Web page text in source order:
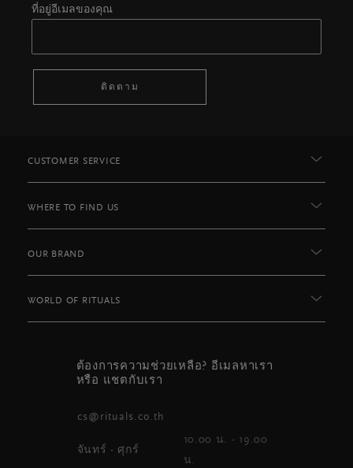
ที่อยู่อีเมลของคุณ
ติดตาม
CUSTOMER SERVICE
WHERE TO FIND US
OUR BRAND
WORLD OF RITUALS
ต้องการความช่วยเหลือ? อีเมลหาเรา
หรือ แชตกับเรา
cs@rituals.co.th
จันทร์ - ศุกร์
10.00 น. - 19.00
น.